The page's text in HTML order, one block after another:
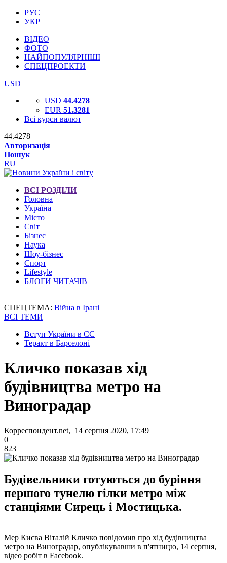
РУС
УКР
ВІДЕО
ФОТО
НАЙПОПУЛЯРНІШІ
СПЕЦПРОЕКТИ
USD
USD 44.4278
EUR 51.3281
Всі курси валют
44.4278
Авторизація
Пошук
RU
ВСІ РОЗДІЛИ
Головна
Україна
Місто
Світ
Бізнес
Наука
Шоу-бізнес
Спорт
Lifestyle
БЛОГИ ЧИТАЧІВ
СПЕЦТЕМА: Війна в Ірані
ВСІ ТЕМИ
Вступ України в ЄС
Теракт в Барселоні
Кличко показав хід
будівництва метро на
Виноградар
Корреспондент.net, 14 серпня 2020, 17:49
0
823
Будівельники готуються до буріння
першого тунелю гілки метро між
станціями Сирець і Мостицька.
Мер Києва Віталій Кличко повідомив про хід будівництва
метро на Виноградар, опублікувавши в п'ятницю, 14 серпня,
відео робіт в Facebook.